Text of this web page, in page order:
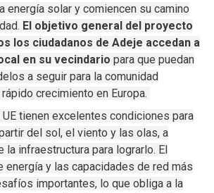
energía solar y comiencen su camino
El objetivo general del proyecto
los ciudadanos de Adeje accedan a
en su vecindariopara que puedan
a seguir para la comunidad
crecimiento en Europa.
tienen excelentes condiciones para
del sol, el viento y las olas, a
la infraestructura para lograrlo. El
energía y las capacidades de red más
importantes, lo que obliga a la